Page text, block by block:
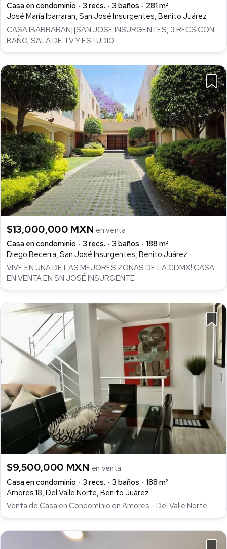
Casa en condominio
3 recs. 3 baños
281 m²
José María Ibarraran, San José Insurgentes, Benito Juárez
CASA IBARRARAN||SAN JOSE INSURGENTES, 3 RECS CON
BAÑO, SALA DE TV Y ESTUDIO.
$13,000,000 MXN en venta
Casa en condominio
3 recs. 3 baños
188 m²
Diego Becerra, San José Insurgentes, Benito Juárez
VIVE EN UNA DE LAS MEJORES ZONAS DE LA CDMX! CASA
EN VENTA EN SN JOSÉ INSURGENTE
$9,500,000 MXN en venta
Casa en condominio
3 recs. 3 baños
188 m²
Amores 18, Del Valle Norte, Benito Juárez
Venta de Casa en Condominio en Amores - Del Valle Norte